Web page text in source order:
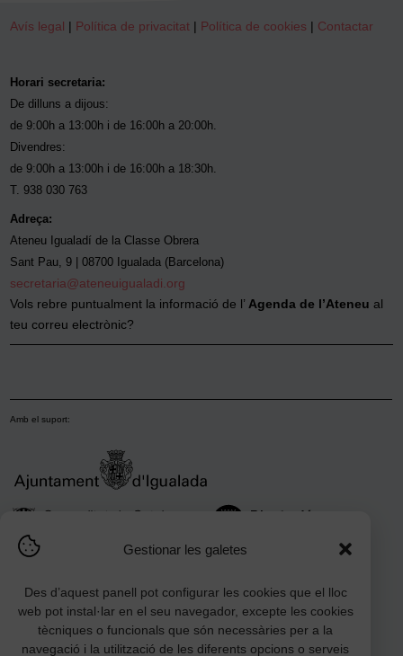
Gestionar les galetes
Des d’aquest panell pot configurar les cookies que el lloc
web pot instal·lar en el seu navegador, excepte les cookies
tècniques o funcionals que són necessàries per a la
navegació i la utilització de les diferents opcions o serveis
Avís legal | Política de privacitat | Política de cookies | Contactar
Horari secretaria:
De dilluns a dijous:
de 9:00h a 13:00h i de 16:00h a 20:00h.
Divendres:
de 9:00h a 13:00h i de 16:00h a 18:30h.
T. 938 030 763
Adreça:
Ateneu Igualadí de la Classe Obrera
Sant Pau, 9 | 08700 Igualada (Barcelona)
secretaria@ateneuigualadi.org
Vols rebre puntualment la informació de l’ Agenda de l’Ateneu al
teu correu electrònic?
Amb el suport: